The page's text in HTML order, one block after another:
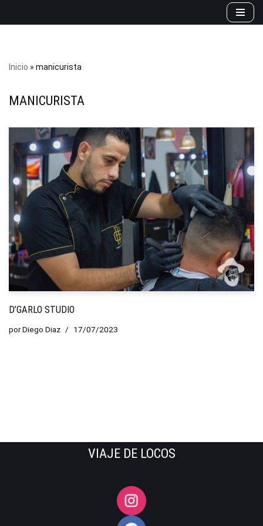
Inicio » manicurista
MANICURISTA
D’GARLO STUDIO
porDiego Diaz 17/07/2023
VIAJE DE LOCOS